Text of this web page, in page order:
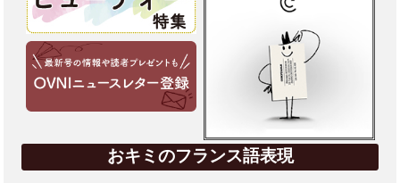
おキミのフランス語表現